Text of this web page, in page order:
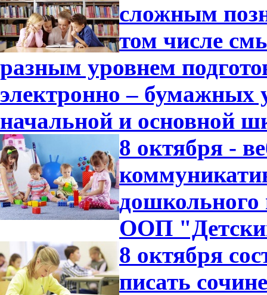
сложным
том числе
разным уровнем
электронно – бумажных
начальной и основной
8 октября -
дошкольного
ООП
8 октября
писать